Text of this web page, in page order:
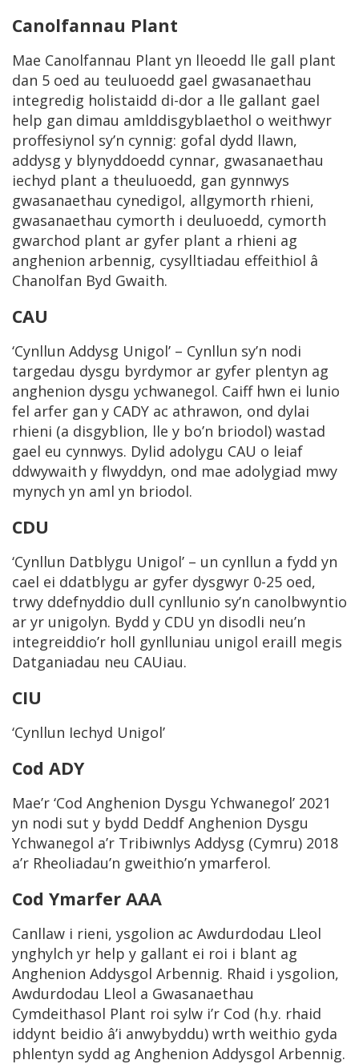
Canolfannau Plant
Mae Canolfannau Plant yn lleoedd lle gall plant
dan 5 oed au teuluoedd gael gwasanaethau
integredig holistaidd di-dor a lle gallant gael
help gan dimau amlddisgyblaethol o weithwyr
proffesiynol sy’n cynnig: gofal dydd llawn,
addysg y blynyddoedd cynnar, gwasanaethau
iechyd plant a theuluoedd, gan gynnwys
gwasanaethau cynedigol, allgymorth rhieni,
gwasanaethau cymorth i deuluoedd, cymorth
gwarchod plant ar gyfer plant a rhieni ag
anghenion arbennig, cysylltiadau effeithiol â
Chanolfan Byd Gwaith.
CAU
‘Cynllun Addysg Unigol’ – Cynllun sy’n nodi
targedau dysgu byrdymor ar gyfer plentyn ag
anghenion dysgu ychwanegol. Caiff hwn ei lunio
fel arfer gan y CADY ac athrawon, ond dylai
rhieni (a disgyblion, lle y bo’n briodol) wastad
gael eu cynnwys. Dylid adolygu CAU o leiaf
ddwywaith y flwyddyn, ond mae adolygiad mwy
mynych yn aml yn briodol.
CDU
‘Cynllun Datblygu Unigol’ – un cynllun a fydd yn
cael ei ddatblygu ar gyfer dysgwyr 0-25 oed,
trwy ddefnyddio dull cynllunio sy’n canolbwyntio
ar yr unigolyn. Bydd y CDU yn disodli neu’n
integreiddio’r holl gynlluniau unigol eraill megis
Datganiadau neu CAUiau.
CIU
‘Cynllun Iechyd Unigol’
Cod ADY
Mae’r ‘Cod Anghenion Dysgu Ychwanegol’ 2021
yn nodi sut y bydd Deddf Anghenion Dysgu
Ychwanegol a’r Tribiwnlys Addysg (Cymru) 2018
a’r Rheoliadau’n gweithio’n ymarferol.
Cod Ymarfer AAA
Canllaw i rieni, ysgolion ac Awdurdodau Lleol
ynghylch yr help y gallant ei roi i blant ag
Anghenion Addysgol Arbennig. Rhaid i ysgolion,
Awdurdodau Lleol a Gwasanaethau
Cymdeithasol Plant roi sylw i’r Cod (h.y. rhaid
iddynt beidio â’i anwybyddu) wrth weithio gyda
phlentyn sydd ag Anghenion Addysgol Arbennig.